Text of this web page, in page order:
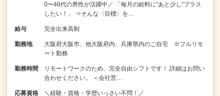
0〜40代の男性が活躍中／ 「毎月の給料に“あと少し”プラス
したい！」 ⇒そんな〈目標〉を…
給与 完全出来高制
勤務地
大阪府大阪市、他大阪府内、兵庫県内のご自宅 ※フルリモ
ート勤務
勤務時間
リモートワークのため、完全自由シフトです！ 詳細はお問い
合わせください。 ＜会社営…
応募資格 ＼経験・資格・学歴いっさい不問！／